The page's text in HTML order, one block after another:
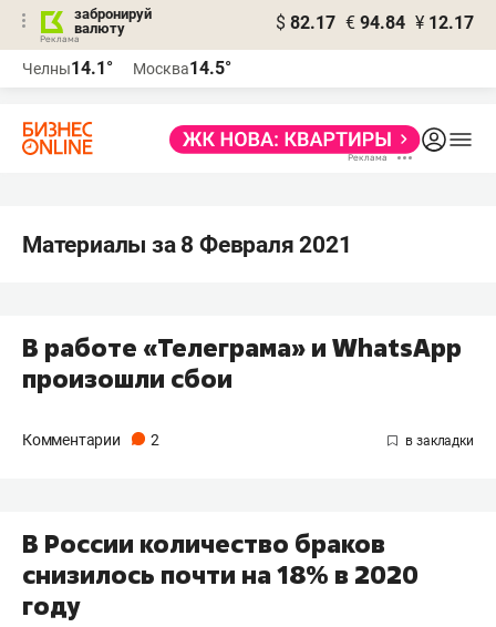
забронируй
валюту
$ 82.17 € 94.84 ¥ 12.17
Челны14.1° Москва14.5°
Материалы за 8 Февраля 2021
В работе «Телеграма» и WhatsApp
произошли сбои
Комментарии 2
В России количество браков
снизилось почти на 18% в 2020
году